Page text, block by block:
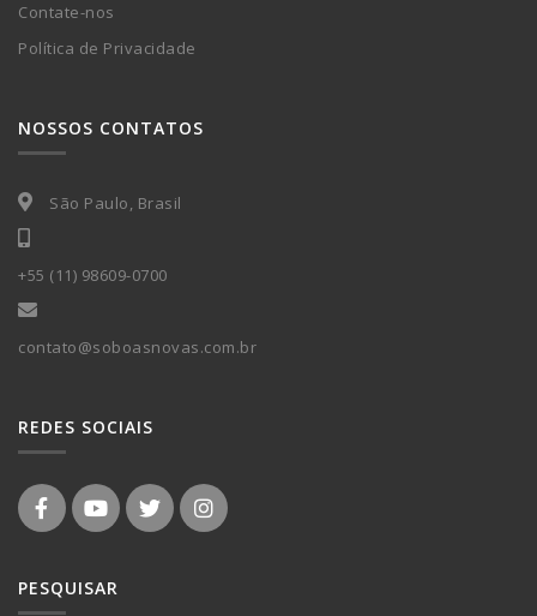
Contate-nos
Política de Privacidade
NOSSOS CONTATOS
São Paulo, Brasil
+55 (11) 98609-0700
contato@soboasnovas.com.br
REDES SOCIAIS
PESQUISAR